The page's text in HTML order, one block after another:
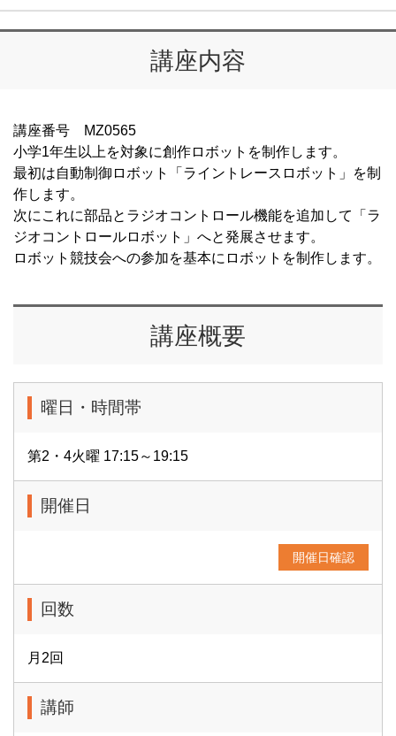
講座内容
講座番号 MZ0565
小学1年生以上を対象に創作ロボットを制作します。
最初は自動制御ロボット「ライントレースロボット」を制
作します。
次にこれに部品とラジオコントロール機能を追加して「ラ
ジオコントロールロボット」へと発展させます。
ロボット競技会への参加を基本にロボットを制作します。
講座概要
曜日・時間帯
第2・4火曜 17:15～19:15
開催日
開催日確認
回数
月2回
講師